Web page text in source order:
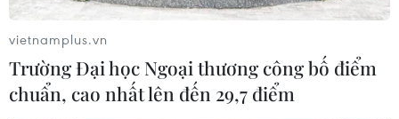
vietnamplus.vn
Trường Đại học Ngoại thương công bố điểm
chuẩn, cao nhất lên đến 29,7 điểm